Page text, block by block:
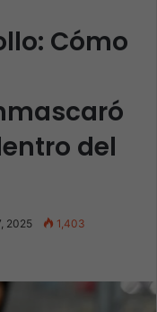
Cómo
del
2025 1,403